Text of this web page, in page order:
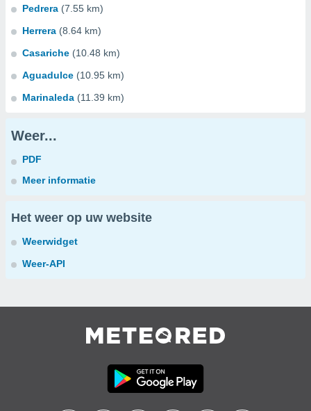
Pedrera (7.55 km)
Herrera (8.64 km)
Casariche (10.48 km)
Aguadulce (10.95 km)
Marinaleda (11.39 km)
Weer...
PDF
Meer informatie
Het weer op uw website
Weerwidget
Weer-API